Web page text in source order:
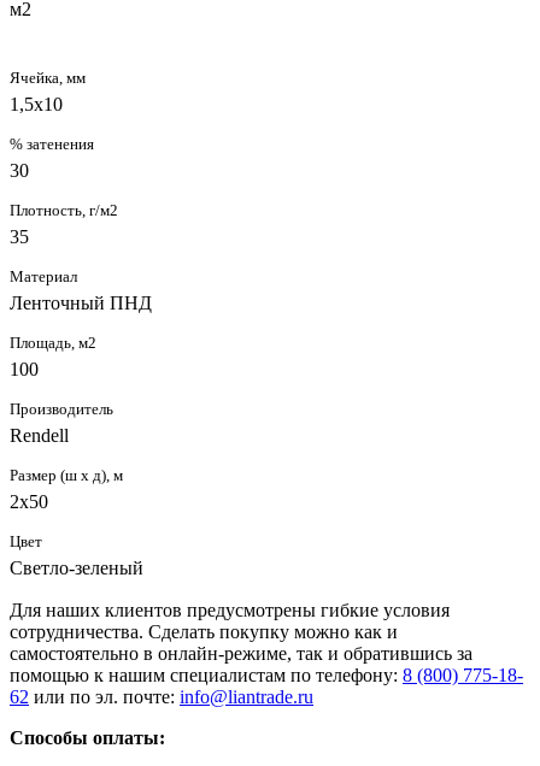
м2
Ячейка, мм
1,5х10
% затенения
30
Плотность, г/м2
35
Материал
Ленточный ПНД
Площадь, м2
100
Производитель
Rendell
Размер (ш х д), м
2х50
Цвет
Светло-зеленый
Для наших клиентов предусмотрены гибкие условия
сотрудничества. Сделать покупку можно как и
самостоятельно в онлайн-режиме, так и обратившись за
помощью к нашим специалистам по телефону: 8 (800) 775-18-
62 или по эл. почте: info@liantrade.ru
Способы оплаты: